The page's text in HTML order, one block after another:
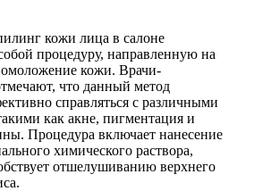
кожи лица в салоне
процедуру, направленную на
кожи. Врачи-
что данный метод
справляться с различными
как акне, пигментация и
Процедура включает нанесение
химического раствора,
отшелушиванию верхнего